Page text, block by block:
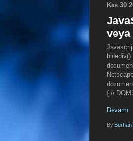
Kas 30
veya
{ //
Devamı
By Burhan